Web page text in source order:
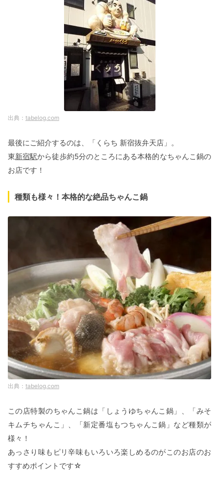
tabelog.com
最後にご紹介するのは、「くらち 新宿抜弁天店」。
東新宿駅から徒歩約5分のところにある本格的なちゃんこ鍋の
お店です！
種類も様々！本格的な絶品ちゃんこ鍋
tabelog.com
この店特製のちゃんこ鍋は「しょうゆちゃんこ鍋」、「みそ
キムチちゃんこ」、「新定番塩もつちゃんこ鍋」など種類が
様々！
あっさり味もピリ辛味もいろいろ楽しめるのがこのお店のお
すすめポイントです☆